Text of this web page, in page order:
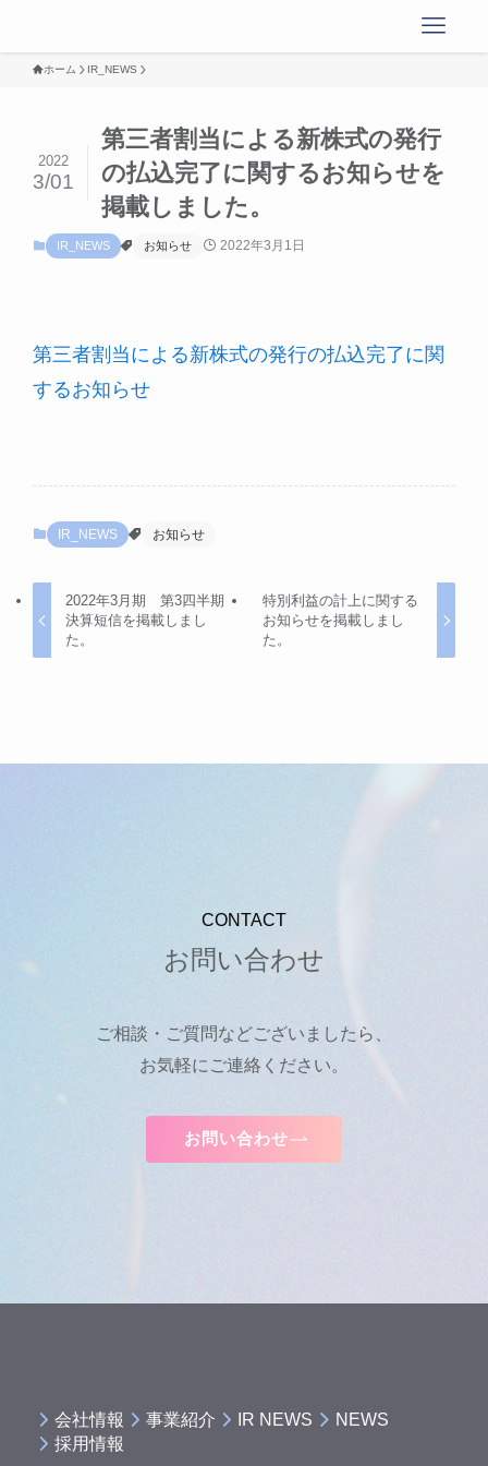
ホーム IR_NEWS
第三者割当による新株式の発行
の払込完了に関するお知らせを
掲載しました。
2022
3/01
IR_NEWS お知らせ 2022年3月1日
第三者割当による新株式の発行の払込完了に関
するお知らせ
IR_NEWS お知らせ
2022年3月期 第3四半期
決算短信を掲載しまし
た。
特別利益の計上に関する
お知らせを掲載しまし
た。
CONTACT
お問い合わせ
ご相談・ご質問などございましたら、
お気軽にご連絡ください。
お問い合わせ
会社情報 事業紹介 IR NEWS
NEWS
採用情報